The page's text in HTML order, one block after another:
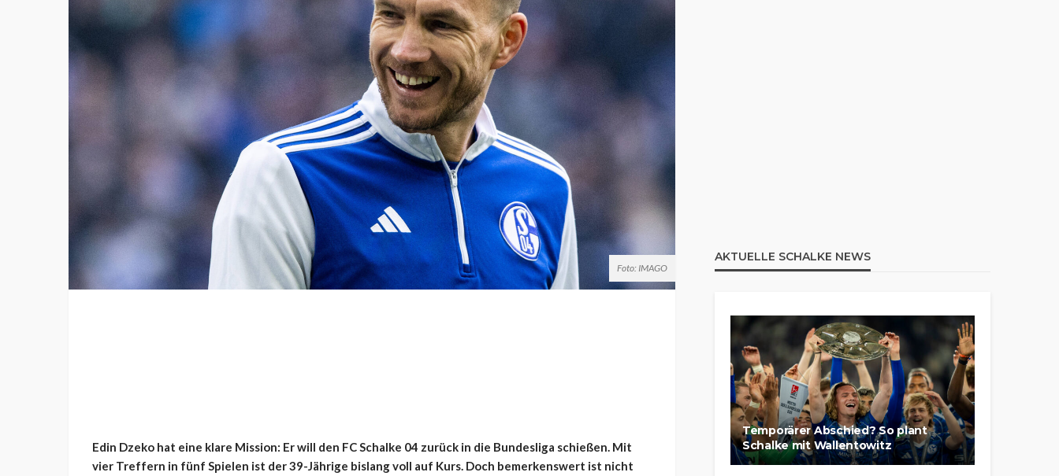
Foto: IMAGO
Edin Dzeko hat eine klare Mission: Er will den FC Schalke 04 zurück in die Bundesliga schießen. Mit
vier Treffern in fünf Spielen ist der 39-Jährige bislang voll auf Kurs. Doch bemerkenswert ist nicht
AKTUELLE SCHALKE NEWS
Temporärer Abschied? So plant
Schalke mit Wallentowitz